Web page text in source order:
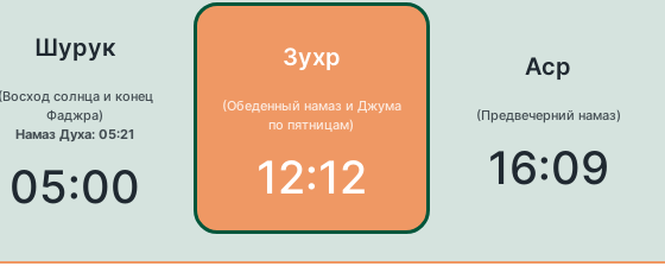
Шурук
(Восход солнца и конец
Фаджра)
Намаз Духа: 05:21
05:00
Зухр
(Обеденный намаз и Джума
по пятницам)
12:12
Аср
(Предвечерний намаз)
16:09